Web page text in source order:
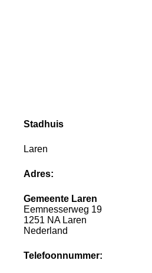
Stadhuis
Laren
Adres:
Gemeente Laren
Eemnesserweg 19
1251 NA Laren
Nederland
Telefoonnummer: